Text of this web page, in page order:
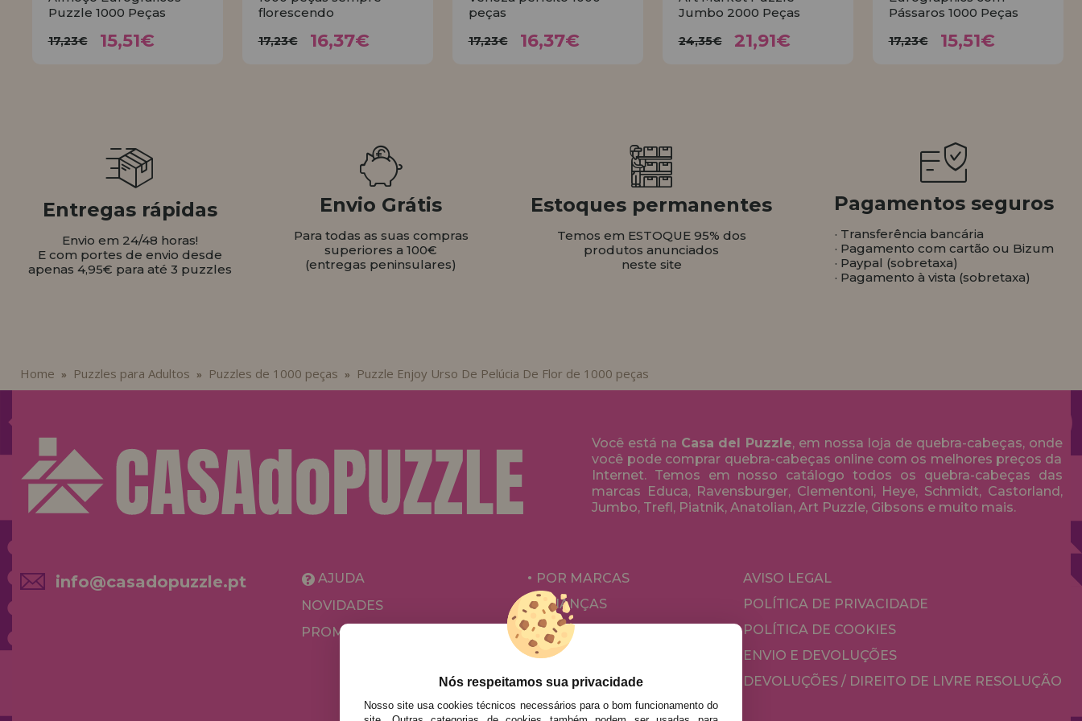
Puzzle 1000 Peças
17,23€ 15,51€
florescendo
17,23€ 16,37€
peças
17,23€ 16,37€
Jumbo 2000 Peças
24,35€ 21,91€
Pássaros 1000 Peças
17,23€ 15,51€
Entregas rápidas
Envio em 24/48 horas!
E com portes de envio desde
apenas 4,95€ para até 3 puzzles
Envio Grátis
Para todas as suas compras
superiores a 100€
(entregas peninsulares)
Estoques permanentes
Temos em ESTOQUE 95% dos
produtos anunciados
neste site
Pagamentos seguros
· Transferência bancária
· Pagamento com cartão ou Bizum
· Paypal (sobretaxa)
· Pagamento à vista (sobretaxa)
Home » Puzzles para Adultos » Puzzles de 1000 peças » Puzzle Enjoy Urso De Pelúcia De Flor de 1000 peças
Você está na Casa del Puzzle, em nossa loja de quebra-cabeças, onde
você pode comprar quebra-cabeças online com os melhores preços da
Internet. Temos em nosso catálogo todos os quebra-cabeças das
marcas Educa, Ravensburger, Clementoni, Heye, Schmidt, Castorland,
Jumbo, Trefl, Piatnik, Anatolian, Art Puzzle, Gibsons e muito mais.
info@casadopuzzle.pt
AJUDA
NOVIDADES
PROMOÇÕES E OFERTAS
POR MARCAS
CRIANÇAS
PARA ADULTOS
POR AUTORES
ACESSÓRIOS
JOGOS DE TABULEIRO
AVISO LEGAL
POLÍTICA DE PRIVACIDADE
POLÍTICA DE COOKIES
ENVIO E DEVOLUÇÕES
DEVOLUÇÕES / DIREITO DE LIVRE RESOLUÇÃO
Nós respeitamos sua privacidade
Nosso site usa cookies técnicos necessários para o bom funcionamento do